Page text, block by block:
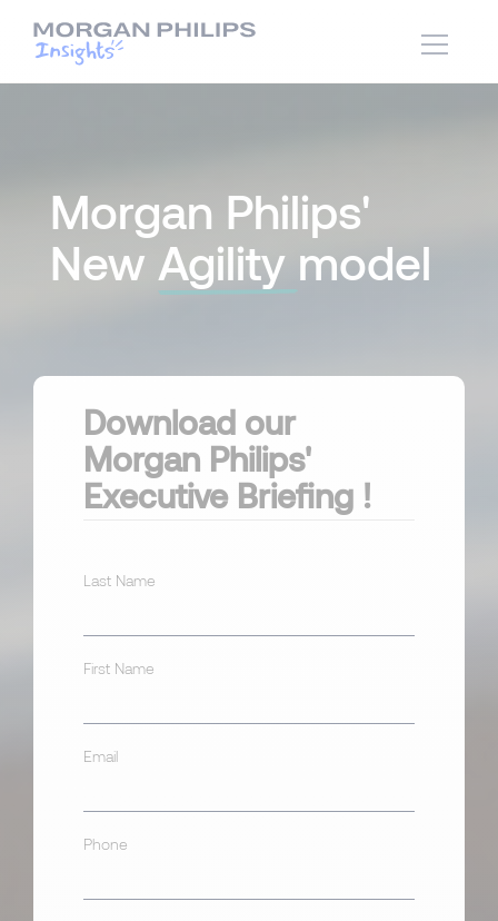
Morgan Philips'
New Agility model
Download our
Morgan Philips'
Executive Briefing !
Last Name
First Name
Email
Phone